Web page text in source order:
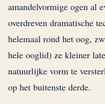
amandelvormige ogen al
overdreven dramatische
helemaal rond het oog,
hele ooglid) ze kleiner
natuurlijke vorm te
op het buitenste derde.